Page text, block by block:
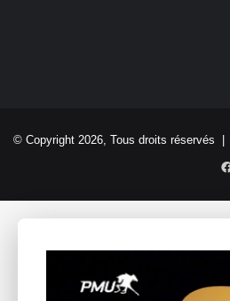
© Copyright 2026, Tous droits réservés |